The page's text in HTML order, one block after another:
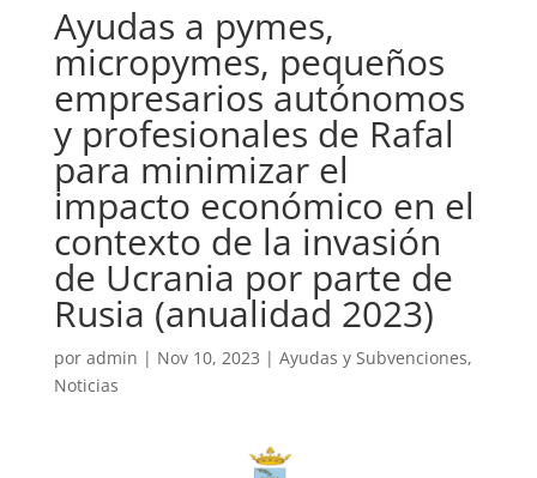
Ayudas a pymes,
micropymes, pequeños
empresarios autónomos
y profesionales de Rafal
para minimizar el
impacto económico en el
contexto de la invasión
de Ucrania por parte de
Rusia (anualidad 2023)
por admin | Nov 10, 2023 | Ayudas y Subvenciones,
Noticias